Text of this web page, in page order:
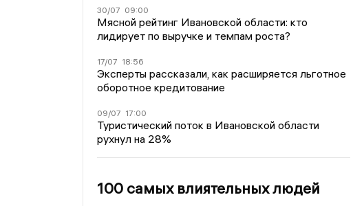
30/07 09:00
Мясной рейтинг Ивановской области: кто
лидирует по выручке и темпам роста?
17/07 18:56
Эксперты рассказали, как расширяется льготное
оборотное кредитование
09/07 17:00
Туристический поток в Ивановской области
рухнул на 28%
100 самых влиятельных людей